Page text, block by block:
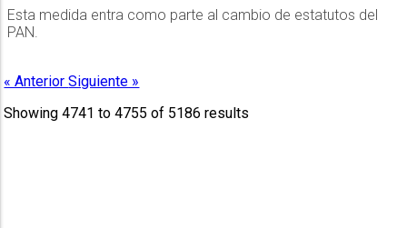
Esta medida entra como parte al cambio de estatutos del
PAN.
« AnteriorSiguiente »
Showing4741 to4755 of 5186 results